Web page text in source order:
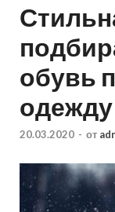
обувь
одежду
20.03.2020 - от